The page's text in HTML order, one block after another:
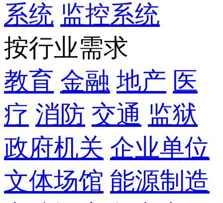
系统 监控系统
按行业需求
教育 金融 地产 医
疗 消防 交通 监狱
政府机关 企业单位
文体场馆 能源制造